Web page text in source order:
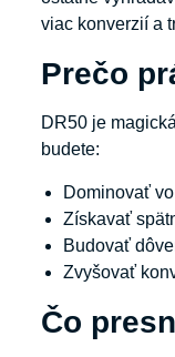
viac konverzií a
Prečo
DR50 je
budete:
Dominovať
Získavať
Budovať
Zvyšovať
Čo